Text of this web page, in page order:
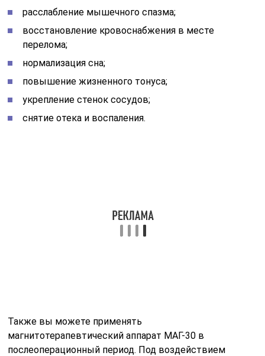
расслабление мышечного спазма;
восстановление кровоснабжения в месте
перелома;
нормализация сна;
повышение жизненного тонуса;
укрепление стенок сосудов;
снятие отека и воспаления.
Также вы можете применять
магнитотерапевтический аппарат МАГ-30 в
послеоперационный период. Под воздействием